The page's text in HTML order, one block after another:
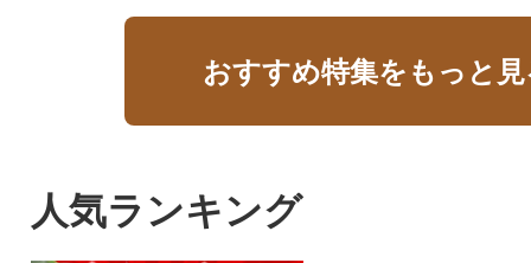
おすすめ特集をもっと
人気ランキング